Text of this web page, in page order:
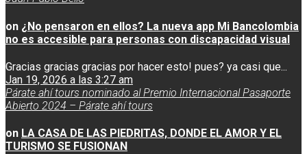
on ¿No pensaron en ellos? La nueva app Mi Bancolombia
no es accesible para personas con discapacidad visual
Gracias gracias gracias por hacer esto! pues? ya casi que...
Jan 19, 2026 a las 3:27 am
Párate ahí tours nominado al Premio Internacional Pasaporte
Abierto 2024 – Párate ahí tours
on LA CASA DE LAS PIEDRITAS, DONDE EL AMOR Y EL
TURISMO SE FUSIONAN